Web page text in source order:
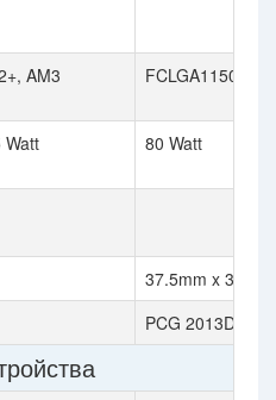
AM3 FCLGA1150
Watt 80 Watt
37.5mm x
PCG 2013D